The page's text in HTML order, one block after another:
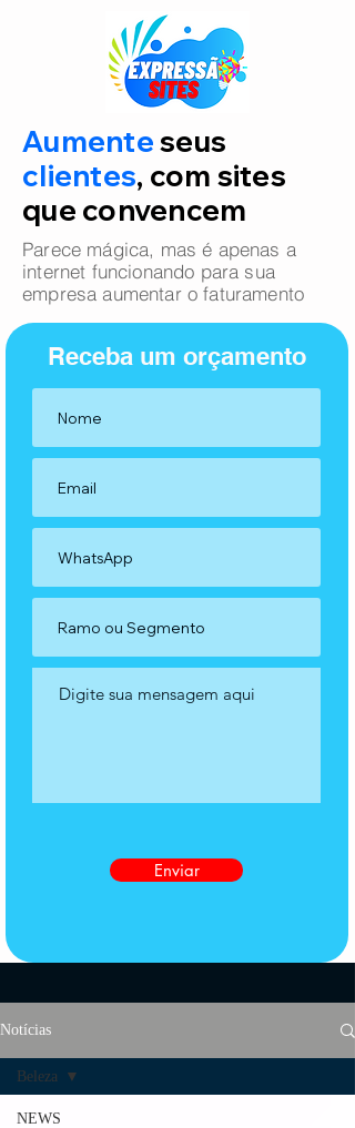
Aumenteseus
clientes, com sites
que convencem
Parece mágica, mas é apenas a
internet funcionando para sua
empresa aumentar o faturamento
Receba um orçamento
Enviar
Notícias
NEWS
Beleza